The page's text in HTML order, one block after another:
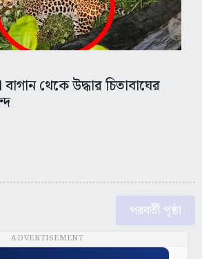
থেকে উদ্ধার চিতাবাঘের
পরবর্তী পৃষ্ঠা
ADVERTISEMENT